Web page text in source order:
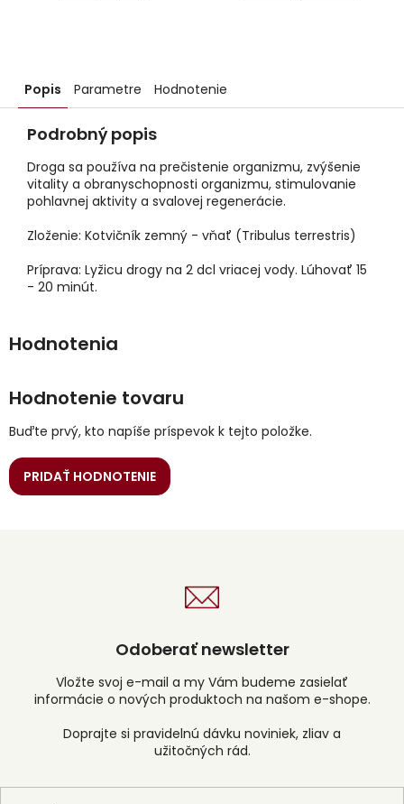
Popis Parametre Hodnotenie
Podrobný popis
Droga sa používa na prečistenie organizmu, zvýšenie
vitality a obranyschopnosti organizmu, stimulovanie
pohlavnej aktivity a svalovej regenerácie.
Zloženie: Kotvičník zemný - vňať (Tribulus terrestris)
Príprava: Lyžicu drogy na 2 dcl vriacej vody. Lúhovať 15
- 20 minút.
Hodnotenie tovaru
Buďte prvý, kto napíše príspevok k tejto položke.
PRIDAŤ HODNOTENIE
Odoberať newsletter
Vložte svoj e-mail a my Vám budeme zasielať
informácie o nových produktoch na našom e-shope.